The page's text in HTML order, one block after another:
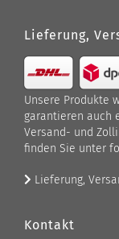
Lieferung,
Unsere Produkte
garantieren auch
Versand- und
finden Sie unter
Lieferung,
Kontakt